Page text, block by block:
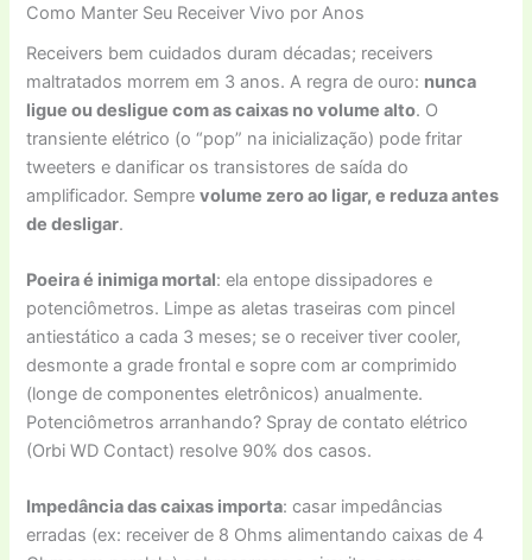
Como Manter Seu Receiver Vivo por Anos
Receivers bem cuidados duram décadas; receivers
maltratados morrem em 3 anos. A regra de ouro: nunca
ligue ou desligue com as caixas no volume alto. O
transiente elétrico (o “pop” na inicialização) pode fritar
tweeters e danificar os transistores de saída do
amplificador. Semprevolume zero ao ligar, e reduza antes
de desligar.
Poeira é inimiga mortal: ela entope dissipadores e
potenciômetros. Limpe as aletas traseiras com pincel
antiestático a cada 3 meses; se o receiver tiver cooler,
desmonte a grade frontal e sopre com ar comprimido
(longe de componentes eletrônicos) anualmente.
Potenciômetros arranhando? Spray de contato elétrico
(Orbi WD Contact) resolve 90% dos casos.
Impedância das caixas importa: casar impedâncias
erradas (ex: receiver de 8 Ohms alimentando caixas de 4